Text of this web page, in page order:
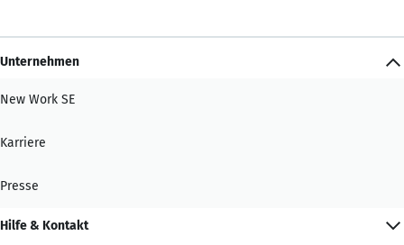
Unternehmen
New Work SE
Karriere
Presse
Hilfe & Kontakt